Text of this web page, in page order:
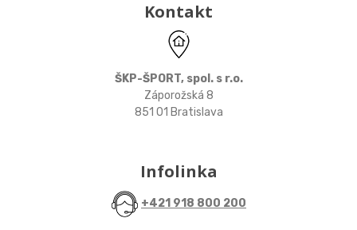
Kontakt
ŠKP-ŠPORT, spol. s r.o.
Záporožská 8
851 01 Bratislava
Infolinka
+421 918 800 200